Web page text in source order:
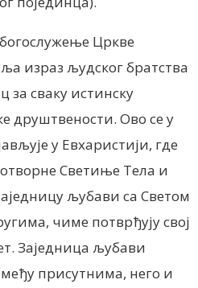
Цркве
израз људског братства
за сваку истинску
друштвености. Ово се у
у Евхаристији, где
Светиње Тела и
љубави са Светом
чиме потврђују свој
Заједница љубави
присутнима, него и